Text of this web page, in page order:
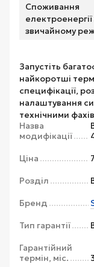
Споживання
електроенергії
звичайному
Запустіть
найкоротші
специфікації,
налаштування
технічними
Назва
модифікації
Ціна
Розділ
Бренд
Тип гарантії
Гарантійний
термін, міс.